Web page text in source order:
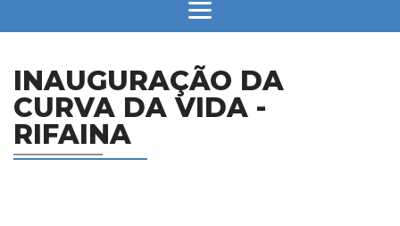
INAUGURAÇÃO DA
CURVA DA VIDA -
RIFAINA